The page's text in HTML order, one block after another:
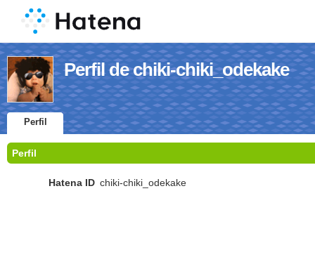
Perfil de chiki-chiki_odekake
Perfil
Perfil
Hatena ID chiki-chiki_odekake